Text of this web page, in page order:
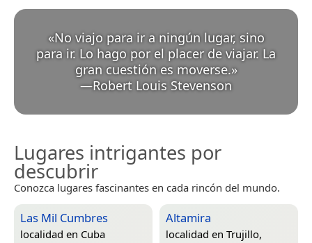
«No viajo para ir a ningún lugar, sino
para ir. Lo hago por el placer de viajar. La
gran cuestión es moverse. »
—Robert Louis Stevenson
Lugares intrigantes por
descubrir
Conozca lugares fascinantes en cada rincón del mundo.
Las Mil Cumbres
localidad en Cuba
Altamira
localidad en Trujillo,